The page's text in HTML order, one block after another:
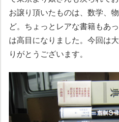
お譲り頂いたものは、数学、
ど。ちょっとレアな書籍もあ
は高目になりました。今回は
りがとうございます。